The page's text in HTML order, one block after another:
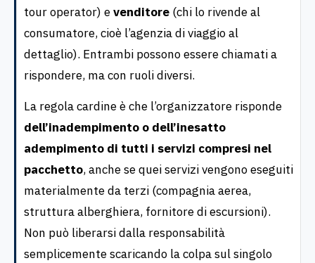
tour operator) evenditore (chi lo rivende al
consumatore, cioè l’agenzia di viaggio al
dettaglio). Entrambi possono essere chiamati a
rispondere, ma con ruoli diversi.
La regola cardine è che l’organizzatore risponde
dell’inadempimento o dell’inesatto
adempimento di tutti i servizi compresi nel
pacchetto, anche se quei servizi vengono eseguiti
materialmente da terzi (compagnia aerea,
struttura alberghiera, fornitore di escursioni).
Non può liberarsi dalla responsabilità
semplicemente scaricando la colpa sul singolo